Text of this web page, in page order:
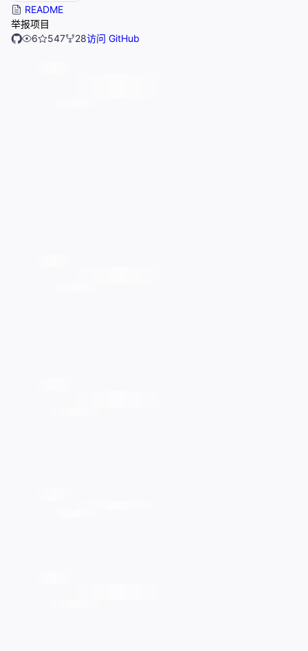
README
举报项目
6
547 28访问 GitHub